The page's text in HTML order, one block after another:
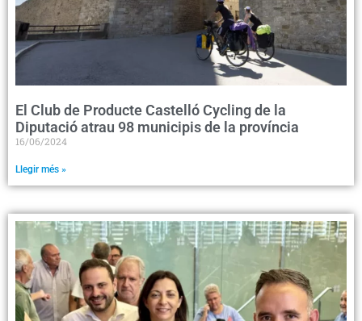
El Club de Producte Castelló Cycling de la
Diputació atrau 98 municipis de la província
16/06/2024
Llegir més »